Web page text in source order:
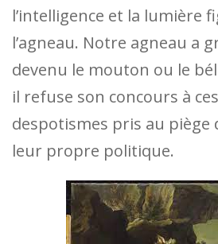
l’intelligence et la lumière
l’agneau. Notre agneau a
devenu le mouton ou le
il refuse son concours à
despotismes pris au piège
leur propre politique.